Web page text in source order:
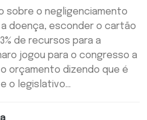
sobre o negligenciamento
doença, esconder o cartão
de recursos para a
jogou para o congresso a
orçamento dizendo que é
o legislativo...